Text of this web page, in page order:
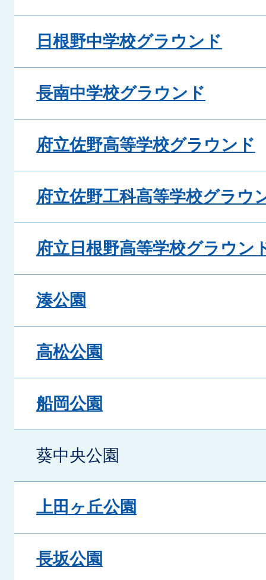
日根野中学校グラウンド
長南中学校グラウンド
府立佐野高等学校グラウンド
府立佐野工科高等学校グラウ
府立日根野高等学校グラウン
湊公園
高松公園
船岡公園
葵中央公園
上田ヶ丘公園
長坂公園